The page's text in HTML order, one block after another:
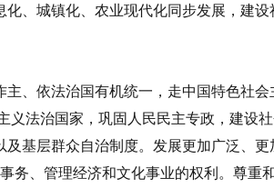
、城镇化、农业现代化同步发展，建
、依法治国有机统一，走中国特色社会
义法治国家，巩固人民民主专政，建设
基层群众自治制度。发展更加广泛、
务、管理经济和文化事业的权利。尊重